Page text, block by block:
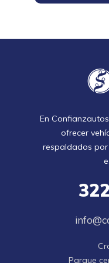
En
ofrecer
respaldados
Parque